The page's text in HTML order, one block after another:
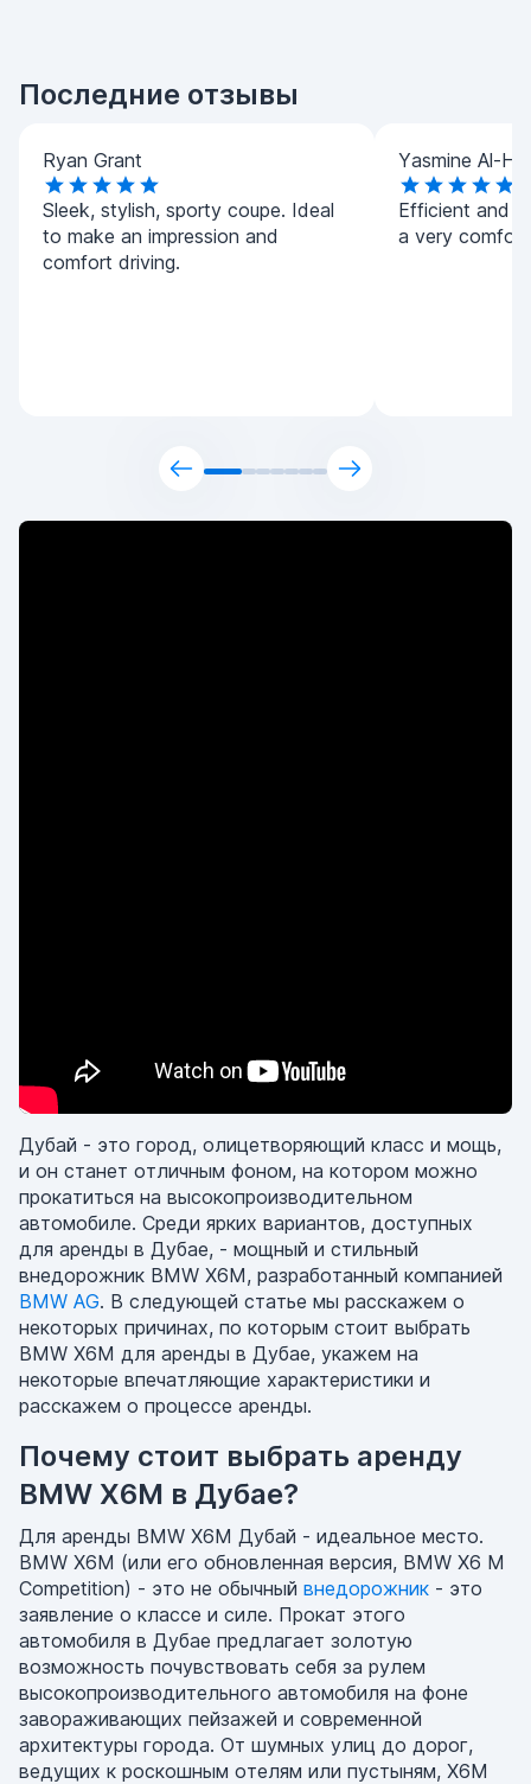
Последние отзывы
Ryan Grant
Sleek, stylish, sporty coupe. Ideal
to make an impression and
comfort driving.
Yasmine Al-
Efficient and
a very
Дубай - это город, олицетворяющий класс и мощь,
и он станет отличным фоном, на котором можно
прокатиться на высокопроизводительном
автомобиле. Среди ярких вариантов, доступных
для аренды в Дубае, - мощный и стильный
внедорожник BMW X6M, разработанный компанией
BMW AG. В следующей статье мы расскажем о
некоторых причинах, по которым стоит выбрать
BMW X6M для аренды в Дубае, укажем на
некоторые впечатляющие характеристики и
расскажем о процессе аренды.
Почему стоит выбрать аренду
BMW X6M в Дубае?
Для аренды BMW X6M Дубай - идеальное место.
BMW X6M (или его обновленная версия, BMW X6 M
Competition) - это не обычный внедорожник - это
заявление о классе и силе. Прокат этого
автомобиля в Дубае предлагает золотую
возможность почувствовать себя за рулем
высокопроизводительного автомобиля на фоне
завораживающих пейзажей и современной
архитектуры города. От шумных улиц до дорог,
ведущих к роскошным отелям или пустыням, X6M